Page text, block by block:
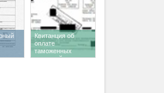
Квитанция об
оплате
таможенных
платежей